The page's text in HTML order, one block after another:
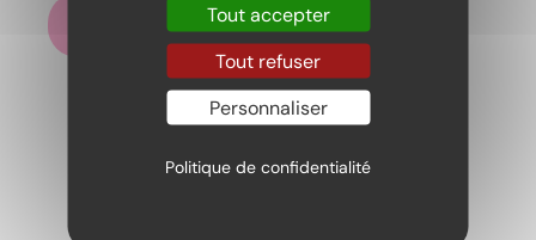
Ajouter au panierTout accepter
Tout refuser
Personnaliser
Politique de confidentialité